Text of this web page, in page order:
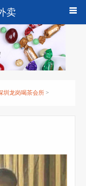
卖
圳龙岗喝茶会所 >